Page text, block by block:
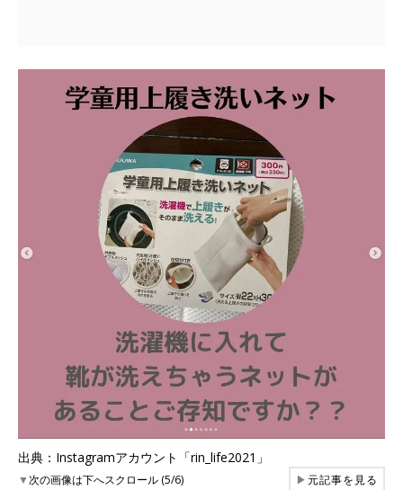
出典：Instagramアカウント「rin_life2021」
▼次の画像は下へスクロール (5/6) ▶元記事を見る